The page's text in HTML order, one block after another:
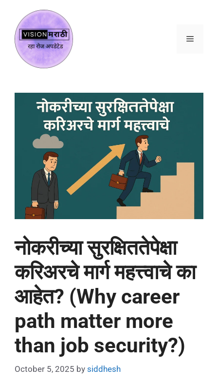
नोकरीच्या सुरक्षिततेपेक्षा
करिअरचे मार्ग महत्त्वाचे का
आहेत? (Why career
path matter more
than job security?)
October 5, 2025 by siddhesh